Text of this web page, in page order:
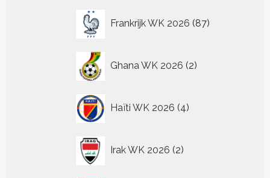
Frankrijk WK 2026 87
producten
Ghana WK 2026 2
producten
Haïti WK 2026 4
producten
Irak WK 2026 2
producten